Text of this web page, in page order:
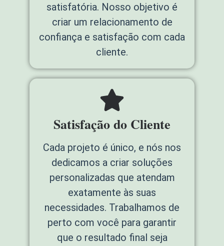
satisfatória. Nosso objetivo é
criar um relacionamento de
confiança e satisfação com cada
cliente.
Satisfação do Cliente
Cada projeto é único, e nós nos
dedicamos a criar soluções
personalizadas que atendam
exatamente às suas
necessidades. Trabalhamos de
perto com você para garantir
que o resultado final seja